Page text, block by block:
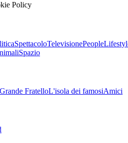
Policy
SpettacoloTelevisionePeople
Spazio
Grande FratelloL'isola dei famosiAmici